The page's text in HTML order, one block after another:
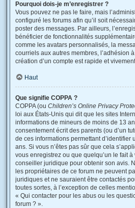
Pourquoi dois-je m’enregistrer ?
Vous pouvez ne pas le faire, mais
configuré les forums afin qu’il soit
poster des messages. Par ailleurs,
bénéficier de fonctionnalités
comme les avatars personnalisés, la
courriels aux autres membres, l’adhésion
création d’un compte est rapide et
Haut
Que signifie COPPA ?
COPPA (ou Children’s Online Privacy
loi aux États-Unis qui dit que les sites
informations de mineurs de moins de 13
consentement écrit des parents (ou d’un
de ces informations permettant d’identifier
ans. Si vous n’êtes pas sûr que cela
vous enregistrez ou que quelqu’un le fait
conseiller juridique pour obtenir son avis.
les propriétaires de ce forum ne peuvent
juridiques et ne sauraient être contactés
toutes sortes, à l’exception de celles
« Qui contacter pour les abus ou les
forum ? ».